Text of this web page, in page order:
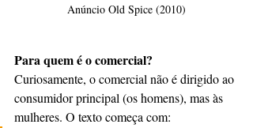
Anúncio Old Spice (2010)
Para quem é o comercial?
Curiosamente, o comercial não é dirigido ao
consumidor principal (os homens), mas às
mulheres. O texto começa com: